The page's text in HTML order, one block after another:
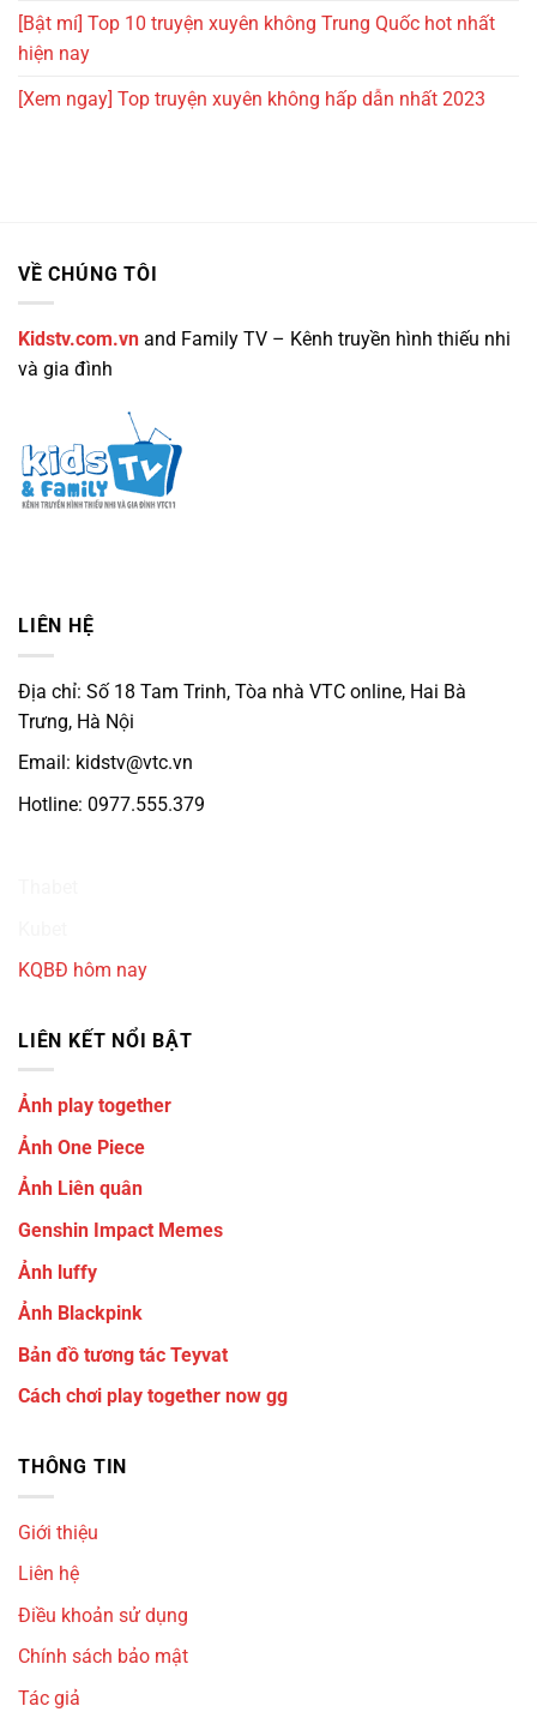
[Bật mí] Top 10 truyện xuyên không Trung Quốc hot nhất
hiện nay
[Xem ngay] Top truyện xuyên không hấp dẫn nhất 2023
VỀ CHÚNG TÔI
Kidstv.com.vn and Family TV – Kênh truyền hình thiếu nhi
và gia đình
LIÊN HỆ
Địa chỉ: Số 18 Tam Trinh, Tòa nhà VTC online, Hai Bà
Trưng, Hà Nội
Email: kidstv@vtc.vn
Hotline: 0977.555.379
KQBĐ hôm nay
LIÊN KẾT NỔI BẬT
Ảnh play together
Ảnh One Piece
Ảnh Liên quân
Genshin Impact Memes
Ảnh luffy
Ảnh Blackpink
Bản đồ tương tác Teyvat
Cách chơi play together now gg
THÔNG TIN
Giới thiệu
Liên hệ
Điều khoản sử dụng
Chính sách bảo mật
Tác giả